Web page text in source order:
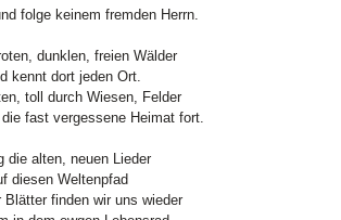
folge keinem fremden Herrn.
dunklen, freien Wälder
kennt dort jeden Ort.
toll durch Wiesen, Felder
fast vergessene Heimat fort.
die alten, neuen Lieder
diesen Weltenpfad
Blätter finden wir uns wieder